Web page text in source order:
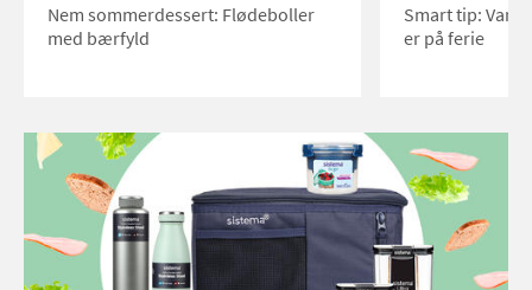
Nem sommerdessert: Flødeboller
med bærfyld
Smart tip:
er på ferie